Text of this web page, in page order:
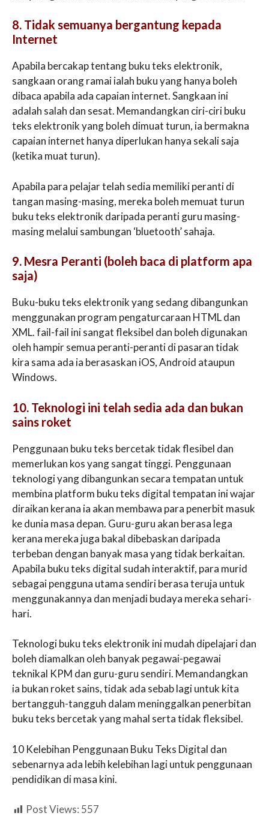
8. Tidak semuanya bergantung kepada
Internet
Apabila bercakap tentang buku teks elektronik,
sangkaan orang ramai ialah buku yang hanya boleh
dibaca apabila ada capaian internet. Sangkaan ini
adalah salah dan sesat. Memandangkan ciri-ciri buku
teks elektronik yang boleh dimuat turun, ia bermakna
capaian internet hanya diperlukan hanya sekali saja
(ketika muat turun).
Apabila para pelajar telah sedia memiliki peranti di
tangan masing-masing, mereka boleh memuat turun
buku teks elektronik daripada peranti guru masing-
masing melalui sambungan ‘bluetooth’ sahaja.
9. Mesra Peranti (boleh baca di platform apa
saja)
Buku-buku teks elektronik yang sedang dibangunkan
menggunakan program pengaturcaraan HTML dan
XML. fail-fail ini sangat fleksibel dan boleh digunakan
oleh hampir semua peranti-peranti di pasaran tidak
kira sama ada ia berasaskan iOS, Android ataupun
Windows.
10. Teknologi ini telah sedia ada dan bukan
sains roket
Penggunaan buku teks bercetak tidak flesibel dan
memerlukan kos yang sangat tinggi. Penggunaan
teknologi yang dibangunkan secara tempatan untuk
membina platform buku teks digital tempatan ini wajar
diraikan kerana ia akan membawa para penerbit masuk
ke dunia masa depan. Guru-guru akan berasa lega
kerana mereka juga bakal dibebaskan daripada
terbeban dengan banyak masa yang tidak berkaitan.
Apabila buku teks digital sudah interaktif, para murid
sebagai pengguna utama sendiri berasa teruja untuk
menggunakannya dan menjadi budaya mereka sehari-
hari.
Teknologi buku teks elektronik ini mudah dipelajari dan
boleh diamalkan oleh banyak pegawai-pegawai
teknikal KPM dan guru-guru sendiri. Memandangkan
ia bukan roket sains, tidak ada sebab lagi untuk kita
bertangguh-tangguh dalam meninggalkan penerbitan
buku teks bercetak yang mahal serta tidak fleksibel.
10 Kelebihan Penggunaan Buku Teks Digital dan
sebenarnya ada lebih kelebihan lagi untuk penggunaan
pendidikan di masa kini.
Post Views: 557